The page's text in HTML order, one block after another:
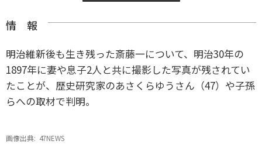
情 報
明治維新後も生き残った斎藤一について、明治30年の
1897年に妻や息子2人と共に撮影した写真が残されてい
たことが、歴史研究家のあさくらゆうさん（47）や子孫
らへの取材で判明。
画像出典: 47NEWS